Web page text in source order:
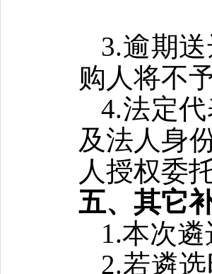
3.逾期
购人将不
4.法定
及法人身
人授权委
五、其它
1.本次遴
2.若遴选